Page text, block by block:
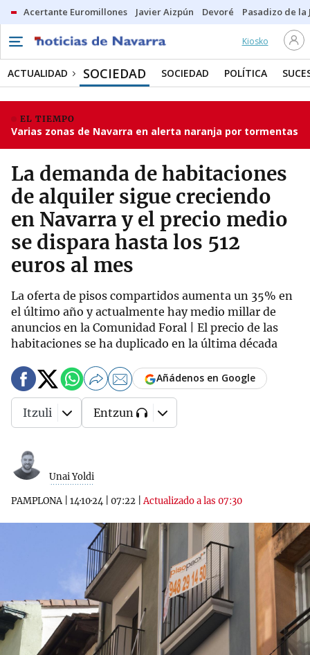
Acertante Euromillones Javier Aizpún Devoré Pasadizo de la
Kiosko
ACTUALIDAD SOCIEDAD SOCIEDAD POLÍTICA
EL TIEMPO
Varias zonas de Navarra en alerta naranja por tormentas
La demanda de habitaciones
de alquiler sigue creciendo
en Navarra y el precio medio
se dispara hasta los 512
euros al mes
La oferta de pisos compartidos aumenta un 35% en
el último año y actualmente hay medio millar de
anuncios en la Comunidad Foral | El precio de las
habitaciones se ha duplicado en la última década
Unai Yoldi
PAMPLONA| 14·10·24 07:22 |Actualizado a las 07:30
Añádenos en Google
Itzuli Entzun